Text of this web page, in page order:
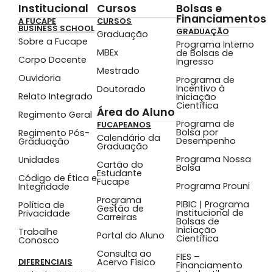
Institucional
A FUCAPE
BUSINESS SCHOOL
Sobre a Fucape
Corpo Docente
Ouvidoria
Relato Integrado
Regimento Geral
Regimento Pós-
Graduação
Unidades
Código de Ética e
Integridade
Política de
Privacidade
Trabalhe
Conosco
DIFERENCIAIS
Cursos
CURSOS
Graduação
MBEx
Mestrado
Doutorado
Área do Aluno
FUCAPEANOS
Calendário da
Graduação
Cartão do
Estudante
Fucape
Programa
Gestão de
Carreiras
Portal do Aluno
Consulta ao
Acervo Físico
Bolsas e
Financiamentos
GRADUAÇÃO
Programa Interno
de Bolsas de
Ingresso
Programa de
Incentivo à
Iniciação
Científica
Programa de
Bolsa por
Desempenho
Programa Nossa
Bolsa
Programa Prouni
PIBIC | Programa
Institucional de
Bolsas de
Iniciação
Científica
FIES –
Financiamento